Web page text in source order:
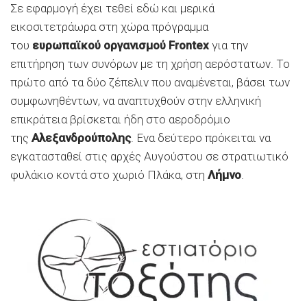
Σε εφαρμογή έχει τεθεί εδώ και μερικά
εικοσιτετράωρα στη χώρα πρόγραμμα
του ευρωπαϊκού οργανισμού Frontex για την
επιτήρηση των συνόρων με τη χρήση αερόστατων. Το
πρώτο από τα δύο ζέπελιν που αναμένεται, βάσει των
συμφωνηθέντων, να αναπτυχθούν στην ελληνική
επικράτεια βρίσκεται ήδη στο αεροδρόμιο
της Αλεξανδρούπολης. Ενα δεύτερο πρόκειται να
εγκατασταθεί στις αρχές Αυγούστου σε στρατιωτικό
φυλάκιο κοντά στο χωριό Πλάκα, στη Λήμνο